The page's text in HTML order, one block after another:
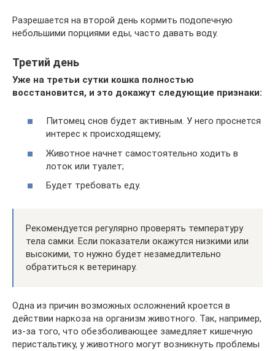
Разрешается на второй день кормить подопечную
небольшими порциями еды, часто давать воду.
Третий день
Уже на третьи сутки кошка полностью
восстановится, и это докажут следующие признаки:
Питомец снов будет активным. У него проснется
интерес к происходящему;
Животное начнет самостоятельно ходить в
лоток или туалет;
Будет требовать еду.
Рекомендуется регулярно проверять температуру
тела самки. Если показатели окажутся низкими или
высокими, то нужно будет незамедлительно
обратиться к ветеринару.
Одна из причин возможных осложнений кроется в
действии наркоза на организм животного. Так, например,
из-за того, что обезболивающее замедляет кишечную
перистальтику, у животного могут возникнуть проблемы